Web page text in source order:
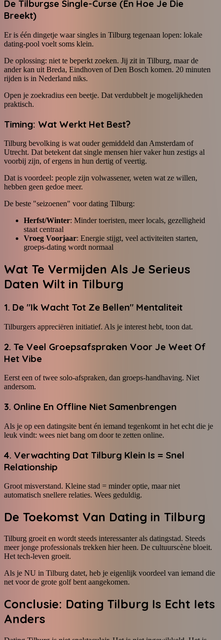
De Tilburgse Single-Curse (En Hoe Je Die
Breekt)
Er is één dingetje waar singles in Tilburg tegenaan lopen: lokale
dating-pool voelt soms klein.
De oplossing: niet te beperkt zoeken. Jij zit in Tilburg, maar de
ander kan uit Breda, Eindhoven of Den Bosch komen. 20 minuten
rijden is in Nederland niks.
Open je zoekradius een beetje. Dat verdubbelt je mogelijkheden
praktisch.
Timing: Wat Werkt Het Best?
Tilburg bevolking is wat ouder gemiddeld dan Amsterdam of
Utrecht. Dat betekent dat single mensen hier vaker hun zestigs al
voorbij zijn, of ergens in hun dertig of veertig.
Dat is voordeel: people zijn volwassener, weten wat ze willen,
hebben geen gedoe meer.
De beste "seizoenen" voor dating Tilburg:
Herfst/Winter: Minder toeristen, meer locals, gezelligheid
staat centraal
Vroeg Voorjaar: Energie stijgt, veel activiteiten starten,
groeps-dating wordt normaal
Wat Te Vermijden Als Je Serieus
Daten Wilt in Tilburg
1. De "Ik Wacht Tot Ze Bellen" Mentaliteit
Tilburgers appreciëren initiatief. Als je interest hebt, toon dat.
2. Te Veel Groepsafspraken Voor Je Weet Of
Het Vibe
Eerst een of twee solo-afspraken, dan groeps-handhaving. Niet
andersom.
3. Online En Offline Niet Samenbrengen
Als je op een datingsite bent én iemand tegenkomt in het echt die je
leuk vindt: wees niet bang om door te zetten online.
4. Verwachting Dat Tilburg Klein Is = Snel
Relationship
Groot misverstand. Kleine stad = minder optie, maar niet
automatisch snellere relaties. Wees geduldig.
De Toekomst Van Dating in Tilburg
Tilburg groeit en wordt steeds interessanter als datingstad. Steeds
meer jonge professionals trekken hier heen. De cultuurscène bloeit.
Het tech-leven groeit.
Als je NU in Tilburg datet, heb je eigenlijk voordeel van iemand die
net voor de grote golf bent aangekomen.
Conclusie: Dating Tilburg Is Echt Iets
Anders